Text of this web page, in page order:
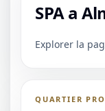
SPA a
Explorer la
QUARTIER